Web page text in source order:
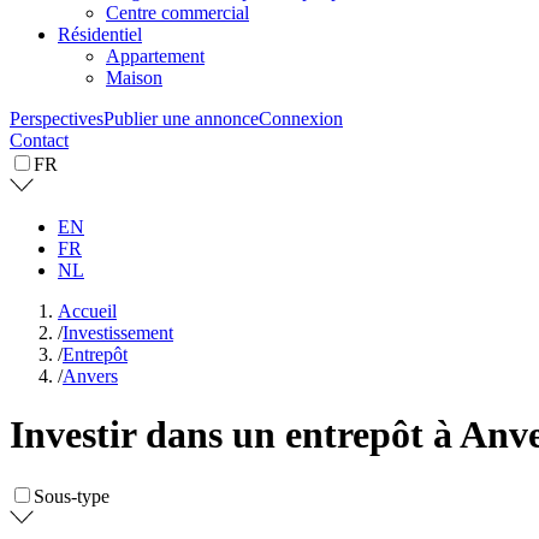
Centre commercial
Résidentiel
Appartement
Maison
PerspectivesPublier une annonceConnexion
Contact
FR
EN
FR
NL
Accueil
/Investissement
/Entrepôt
/Anvers
Investir dans un entrepôt à
Sous-type